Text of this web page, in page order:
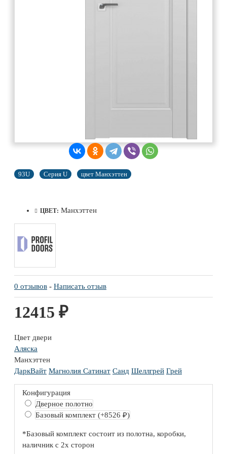
93U Серия U цвет Манхэттен
ЦВЕТ: Манхэттен
0 отзывов - Написать отзыв
12415 ₽
Цвет двери
Аляска
Манхэттен
ДаркВайт Магнолия Сатинат Санд Шеллгрей Грей
Конфигурация
Дверное полотно
Базовый комплект (+8526 ₽)
*Базовый комплект состоит из полотна, коробки,
наличник с 2х сторон